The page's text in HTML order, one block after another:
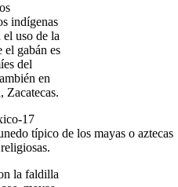
indígenas
el uso de la
el gabán es
del
en
Zacatecas.
típico de los mayas o aztecas
la faldilla